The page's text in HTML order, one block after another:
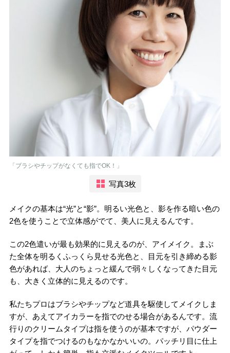
「ブラシやチップがなくても指でOK！」
写真3枚
メイクの基本は“光”と“影”。明るい光色と、影を作る暗い色の
2色を使うことで立体感がでて、美人に見えるんです。
この2色遣いが最も効果的に見えるのが、アイメイク。まぶ
た全体を明るくふっくら見せる光色と、目元を引き締める影
色があれば、大人のちょっと緩んで弱々しくなってきた目元
も、大きく立体的に見えるのです。
私たちプロはブラシやチップなど道具を駆使してメイクしま
すが、あえてアイカラーを指でのせる場合があるんです。流
行りのクリームタイプは指を使うのが基本ですが、パウダー
タイプを指でつけるのもなかなかいいの。パッチリ目に仕上